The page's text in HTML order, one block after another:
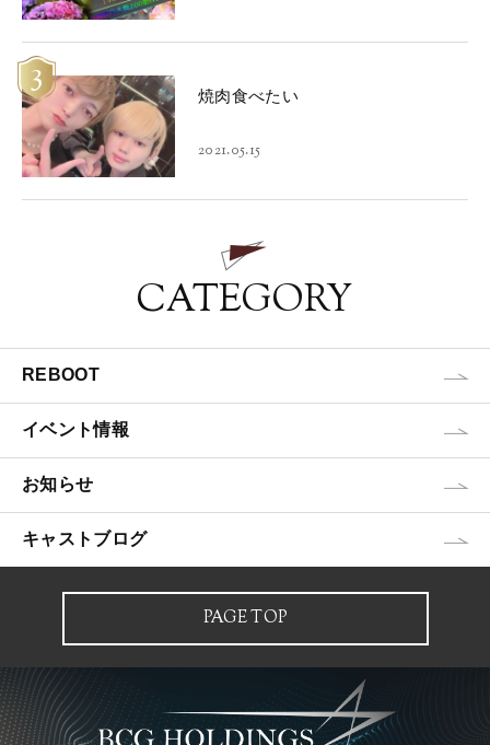
3 焼肉食べたい
2021.05.15
CATEGORY
REBOOT
イベント情報
お知らせ
キャストブログ
PAGE TOP